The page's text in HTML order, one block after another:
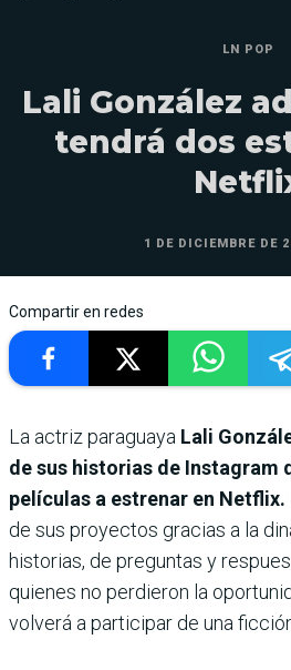
LN POP
Lali González
tendrá dos
1 DE DICIEMBRE DE
Compartir en redes
La actriz paraguaya Lali
de sus historias de Instagram
películas a estrenar en Netflix.
de sus proyectos gracias a la
historias, de preguntas y
quienes no perdieron la
volverá a participar de una